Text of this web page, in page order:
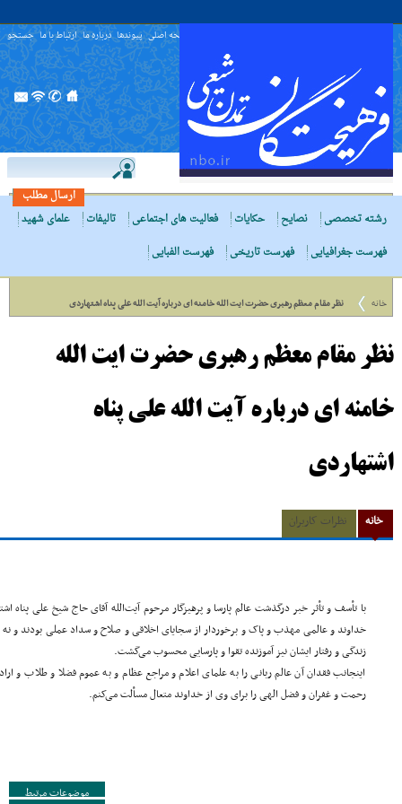
صفحه اصلی پیوندها درباره ما ارتباط با ما جستجو
ارسال مطلب
رشته تخصصی
نصایح حکایات فعالیت های اجتماعی تالیفات
علمای شهید
فهرست جغرافیایی
فهرست تاریخی فهرست الفبایی
خانه نظر مقام معظم رهبری حضرت ایت الله خامنه ای درباره آیت الله علی پناه اشتهاردی
نظر مقام معظم رهبری حضرت ایت الله
خامنه ای درباره آیت الله علی پناه
اشتهاردی
خانه نظرات کاربران
با تأسف و تأثر خبر درگذشت عالم پارسا و پرهیزگار مرحوم آیت‌الله آقای حاج شیخ علی پناه
خداوند و عالمی مهذب و پاک و برخوردار از سجایای اخلاقی و صلاح و سداد عملی بودند و
زندگی و رفتار ایشان نیز آموزنده تقوا و پارسایی محسوب می‌گشت.
اینجانب فقدان آن عالم ربانی را به علمای اعلام و مراجع عظام و به عموم فضلا و طلاب و
رحمت و غفران و فضل الهی را برای وی از خداوند متعال مسألت می‌کنم.
موضوعات مرتبط